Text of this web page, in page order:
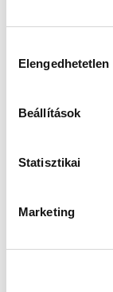
kiválasztása
Elengedhetetlen
Beállítások
Statisztikai
Marketing